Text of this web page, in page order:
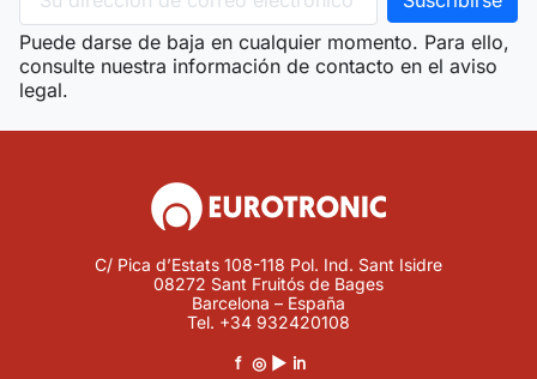
Puede darse de baja en cualquier momento. Para ello,
consulte nuestra información de contacto en el aviso
legal.
C/ Pica d’Estats 108-118 Pol. Ind. Sant Isidre
08272 Sant Fruitós de Bages
Barcelona – España
Tel. +34 932420108
f ◎ ▶ in